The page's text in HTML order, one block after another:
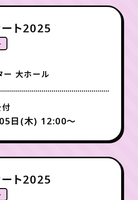
知らせ ムービー
ト2025
ー 大ホール
日(木) 12:00〜
ト2025